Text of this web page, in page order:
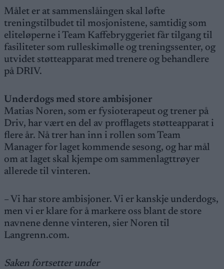
Målet er at sammenslåingen skal løfte
treningstilbudet til mosjonistene, samtidig som
eliteløperne i Team Kaffebryggeriet får tilgang til
fasiliteter som rulleskimølle og treningssenter, og
utvidet støtteapparat med trenere og behandlere
på DRIV.
Underdogs med store ambisjoner
Matias Noren, som er fysioterapeut og trener på
Driv, har vært en del av profflagets støtteapparat i
flere år. Nå trer han inn i rollen som Team
Manager for laget kommende sesong, og har mål
om at laget skal kjempe om sammenlagttrøyer
allerede til vinteren.
– Vi har store ambisjoner. Vi er kanskje underdogs,
men vi er klare for å markere oss blant de store
navnene denne vinteren, sier Noren til
Langrenn.com.
Saken fortsetter under